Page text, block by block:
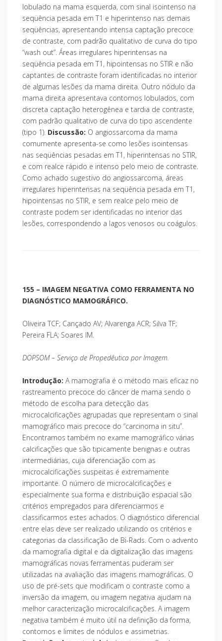
lobulado na mama esquerda, com sinal isointenso na
seqüência pesada em T1 e hiperintenso nas demais
seqüências, apresentando intensa captação precoce
de contraste, com padrão qualitativo de curva do tipo
“wash out”. Áreas irregulares hiperintensas na
seqüência pesada em T1, hipointensas no STIR e não
captantes de contraste foram identificadas no interior
de algumas lesões da mama direita. Outro nódulo da
mama direita apresentava contornos lobulados, com
discreta captação heterogênea e tardia de contraste,
com padrão qualitativo de curva do tipo ascendente
(tipo 1). Discussão: O angiossarcoma da mama
comumente apresenta-se como lesões isointensas
nas seqüências pesadas em T1, hiperintensas no STIR,
e com realce rápido e intenso pelo meio de contraste.
Como achado sugestivo do angiossarcoma, áreas
irregulares hiperintensas na seqüência pesada em T1,
hipointensas no STIR, e sem realce pelo meio de
contraste podem ser identificadas no interior das
lesões, correspondendo a lagos venosos ou coágulos.
155 – IMAGEM NEGATIVA COMO FERRAMENTA NO
DIAGNÓSTICO MAMOGRÁFICO.
Oliveira TCF; Cançado AV; Alvarenga ACR; Silva TF;
Pereira FLA; Soares IM.
DOPSOM – Serviço de Propedêutica por Imagem.
Introdução: A mamografia é o método mais eficaz no
rastreamento precoce do câncer de mama sendo o
método de escolha para detecção das
microcalcificações agrupadas que representam o sinal
mamográfico mais precoce do “carcinoma in situ”.
Encontramos também no exame mamográfico várias
calcificações que são tipicamente benignas e outras
intermediárias, cuja diferenciação com as
microcalcificações suspeitas é extremamente
importante. O número de microcalcificações e
especialmente sua forma e distribuição espacial são
critérios empregados para diferenciarmos e
classificarmos estes achados. O diagnóstico diferencial
entre elas deve ser realizado utilizando os critérios e
categorias da classificação de Bi-Rads. Com o advento
da mamografia digital e da digitalização das imagens
mamográficas novas ferramentas puderam ser
utilizadas na avaliação das imagens mamográficas. O
uso de pré-sets que modificam o contraste como a
inversão da imagem, ou imagem negativa ajudam na
melhor caracterização microcalcificações. A imagem
negativa também é muito útil na definição da forma,
contornos e limites de nódulos e assimetrias.